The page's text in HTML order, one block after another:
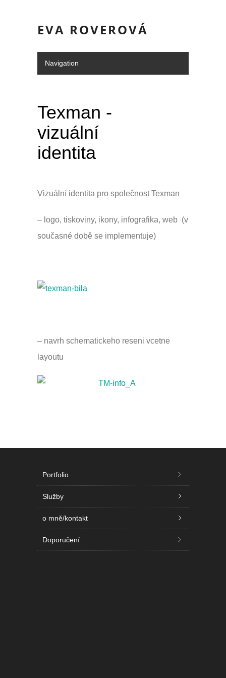
EVA ROVEROVÁ
Navigation
Texman -
vizuální
identita
Vizuální identita pro společnost Texman
– logo, tiskoviny, ikony, infografika, web (v
současné době se implementuje)
– navrh schematickeho reseni vcetne
layoutu
Portfolio
Služby
o mně/kontakt
Doporučení